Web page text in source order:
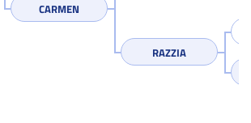
CARMEN
RAZZIA